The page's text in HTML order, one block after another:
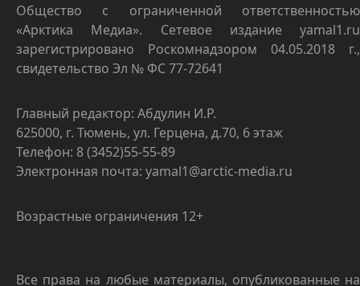
Общество с ограниченной ответственностью
«Арктика Медиа». Сетевое издание yamal1.ru
зарегистрировано Роскомнадзором 04.05.2018 г.,
свидетельство Эл № ФС 77-72641
Главный редактор: Абдулин И.Р.
625000, г. Тюмень, ул. Герцена, д.70, 6 этаж
Телефон: 8 (3452)55-55-89
Электронная почта: yamal1@arctic-media.ru
Возрастные ограничения 12+
Все права на любые материалы, опубликованные на